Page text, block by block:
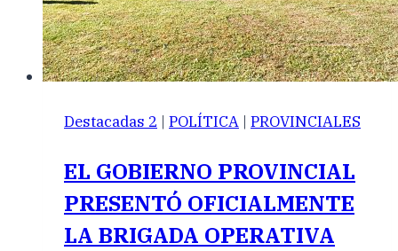
Destacadas 2 | POLÍTICA | PROVINCIALES
EL GOBIERNO PROVINCIAL
PRESENTÓ OFICIALMENTE
LA BRIGADA OPERATIVA